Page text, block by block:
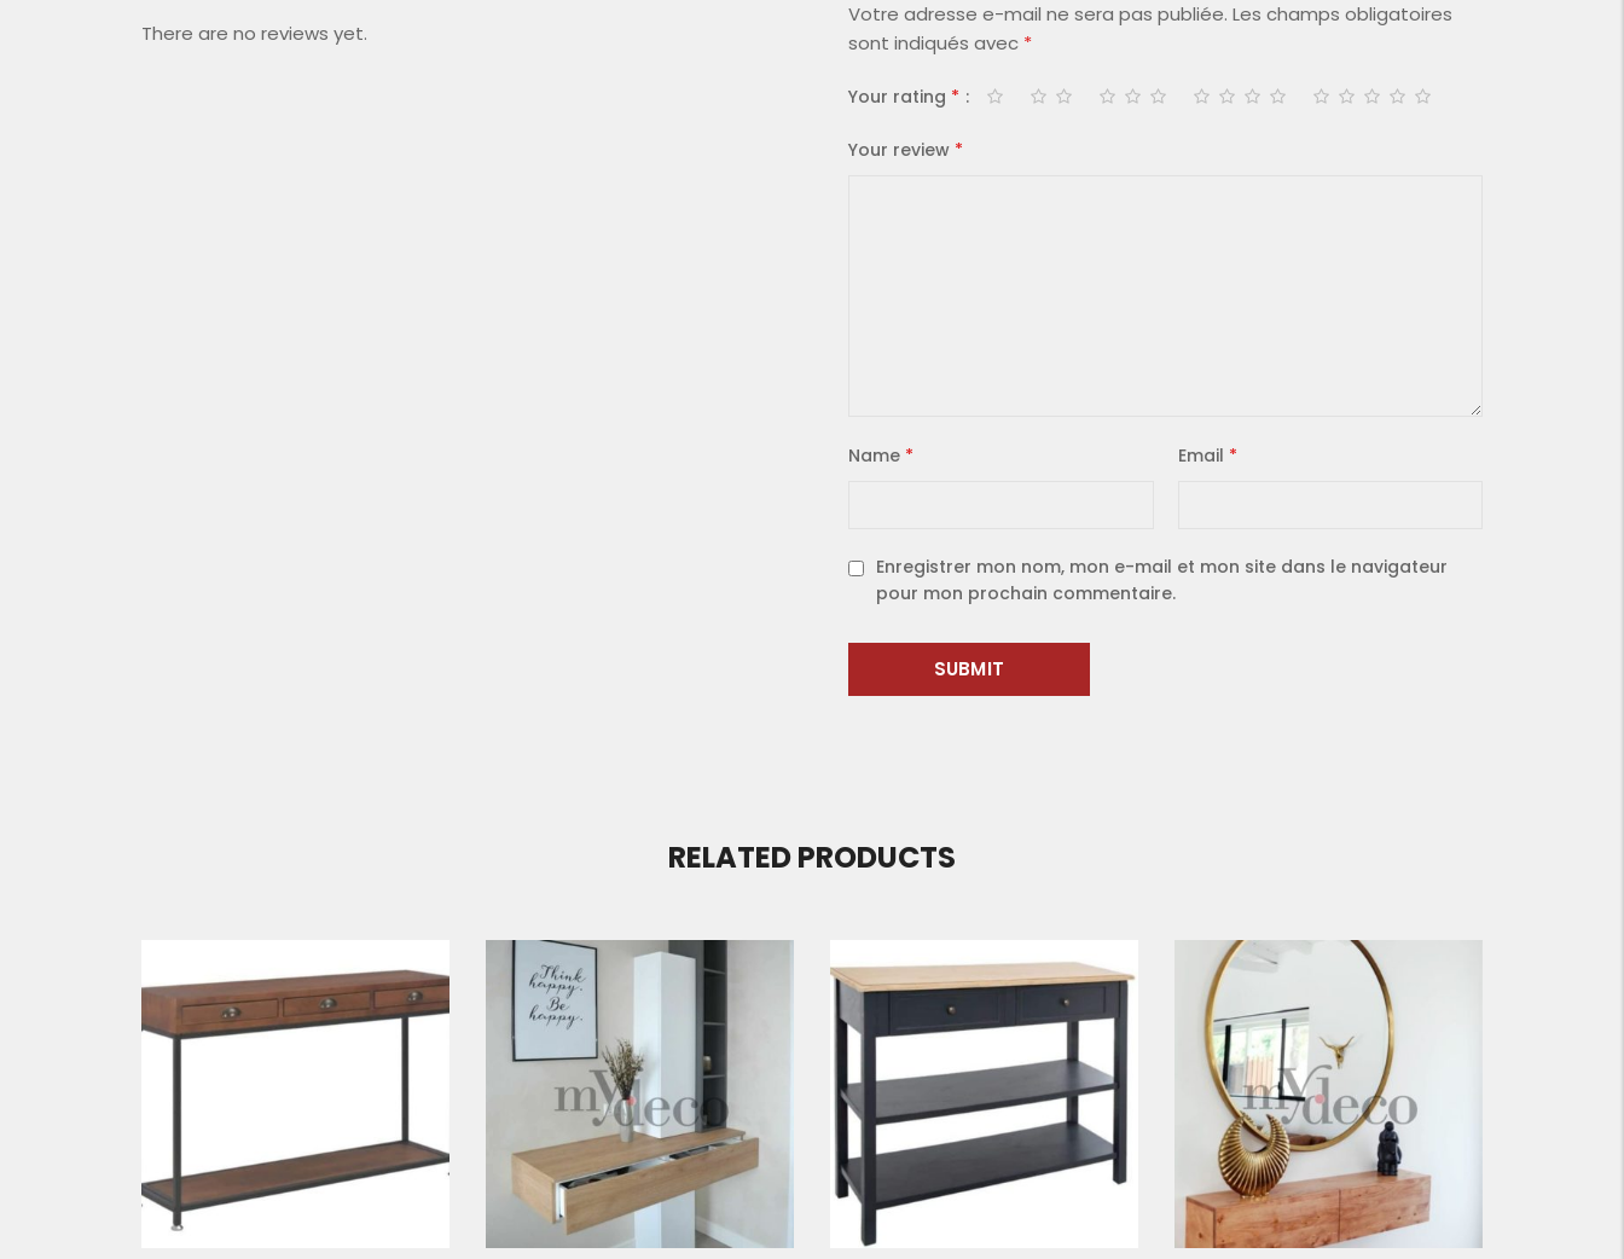
There are no reviews yet.
Votre adresse e-mail ne sera pas publiée. Les champs obligatoires
sont indiqués avec *
Your rating *
Your review *
Name * Email *
Enregistrer mon nom, mon e-mail et mon site dans le navigateur
pour mon prochain commentaire.
RELATED PRODUCTS